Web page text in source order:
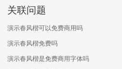
关联问题
演示春风楷可以免费商用吗
演示春风楷免费吗
演示春风楷是免费商用字体吗